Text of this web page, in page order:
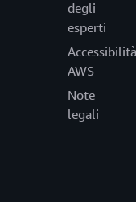
degli
esperti
Accessibilità
AWS
Note
legali